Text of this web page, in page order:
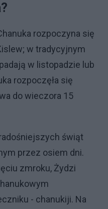
rozpoczyna się
w tradycyjnym
w listopadzie lub
rozpoczęła się
do wieczora 15
świąt
przez osiem dni.
zmroku, Żydzi
- chanukiji. Na